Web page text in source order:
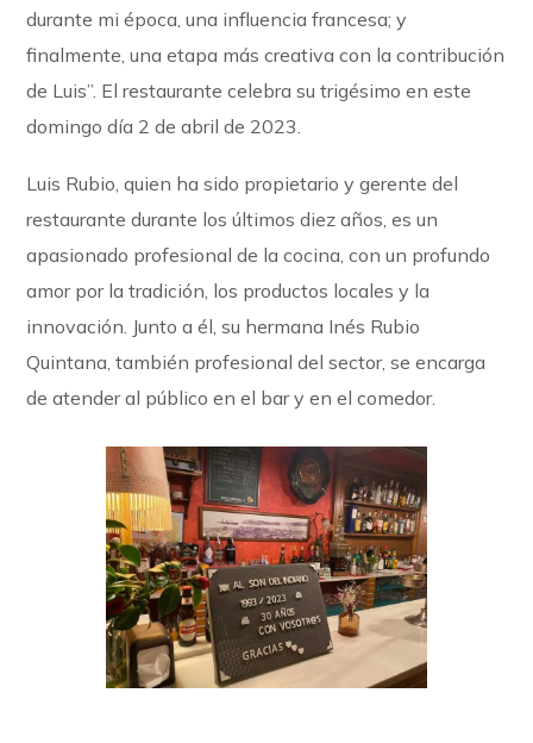
durante mi época, una influencia francesa; y
finalmente, una etapa más creativa con la contribución
de Luis”. El restaurante celebra su trigésimo en este
domingo día 2 de abril de 2023.
Luis Rubio, quien ha sido propietario y gerente del
restaurante durante los últimos diez años, es un
apasionado profesional de la cocina, con un profundo
amor por la tradición, los productos locales y la
innovación. Junto a él, su hermana Inés Rubio
Quintana, también profesional del sector, se encarga
de atender al público en el bar y en el comedor.